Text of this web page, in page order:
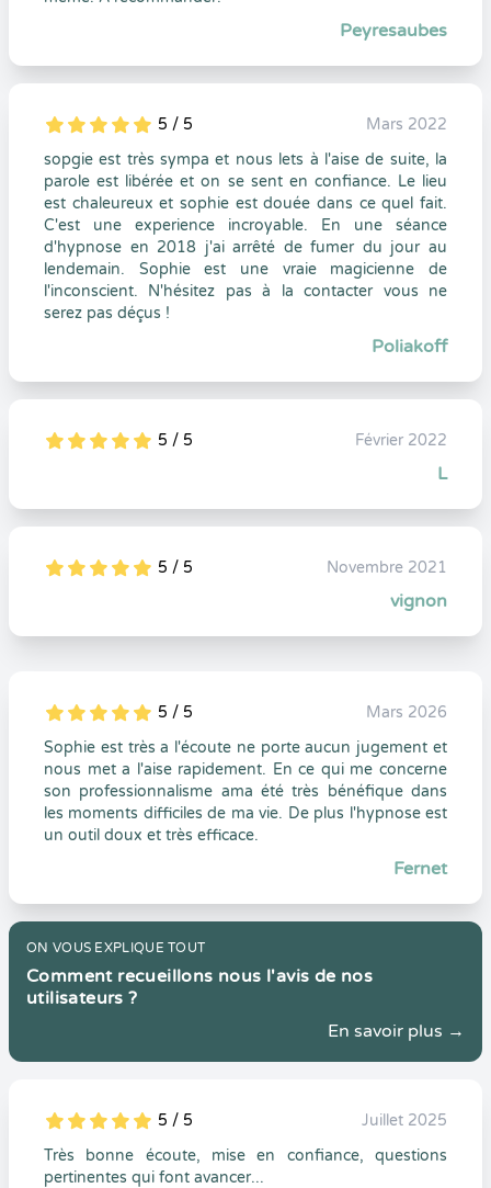
Peyresaubes
5
1
5
0 5 / 5
Mars 2022
sopgie est très sympa et nous lets à l'aise de suite, la
parole est libérée et on se sent en confiance. Le lieu
est chaleureux et sophie est douée dans ce quel fait.
C'est une experience incroyable. En une séance
d'hypnose en 2018 j'ai arrêté de fumer du jour au
lendemain. Sophie est une vraie magicienne de
l'inconscient. N'hésitez pas à la contacter vous ne
serez pas déçus !
Poliakoff
5
1
5
0 5 / 5 Février 2022
L
5
1
5
0 5 / 5 Novembre 2021
vignon
5
1
5
0 5 / 5
Mars 2026
Sophie est très a l'écoute ne porte aucun jugement et
nous met a l'aise rapidement. En ce qui me concerne
son professionnalisme ama été très bénéfique dans
les moments difficiles de ma vie. De plus l'hypnose est
un outil doux et très efficace.
Fernet
ON VOUS EXPLIQUE TOUT
Comment recueillons nous l'avis de nos
utilisateurs ?
En savoir plus →
5
1
5
0 5 / 5
Juillet 2025
Très bonne écoute, mise en confiance, questions
pertinentes qui font avancer...